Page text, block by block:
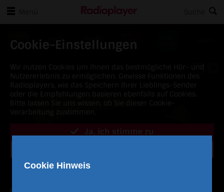
Cookie-Einstellungen
Wir nutzen Cookies um Ihnen das bestmögliche Hör- und
Nutzererlebnis zu ermöglichen. Gewisse Funktionen des
Radioplayers, wie das Speichern Ihrer Lieblings-Sender
oder die Empfehlungen basieren ebenfalls auf Cookies.
Bitte lassen Sie uns wissen, ob Sie dieser Cookie-
Verarbeitung zustimmen.
Ja, ich stimme zu
Cookie-Einstellungen anzeigen
Zum Hauptinhalt springen
Player-Steuerungen springen
88 6 New Rock
Cookie Hinweis